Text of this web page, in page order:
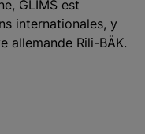
GLIMS est
internationales, y
allemande Rili-BÄK.